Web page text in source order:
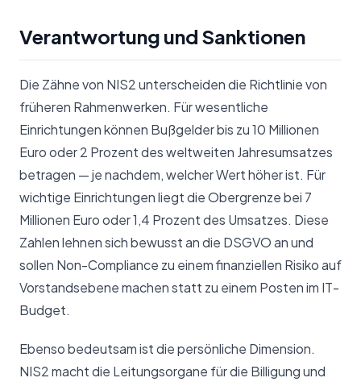
Verantwortung und Sanktionen
Die Zähne von NIS2 unterscheiden die Richtlinie von
früheren Rahmenwerken. Für wesentliche
Einrichtungen können Bußgelder bis zu 10 Millionen
Euro oder 2 Prozent des weltweiten Jahresumsatzes
betragen — je nachdem, welcher Wert höher ist. Für
wichtige Einrichtungen liegt die Obergrenze bei 7
Millionen Euro oder 1,4 Prozent des Umsatzes. Diese
Zahlen lehnen sich bewusst an die DSGVO an und
sollen Non-Compliance zu einem finanziellen Risiko auf
Vorstandsebene machen statt zu einem Posten im IT-
Budget.
Ebenso bedeutsam ist die persönliche Dimension.
NIS2 macht die Leitungsorgane für die Billigung und